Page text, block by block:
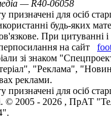
— R40-06058
призначені для осіб
будь-яких
При цитуванні і
на сайт
зі знаком
"Реклама",
реклами.
призначені для осіб
© 2005 - 2026 , ПрАТ